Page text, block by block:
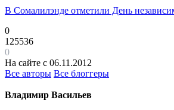
В Сомалилэнде отметили День
0
125536
0
На сайте с 06.11.2012
Все авторы Все блоггеры
Владимир Васильев